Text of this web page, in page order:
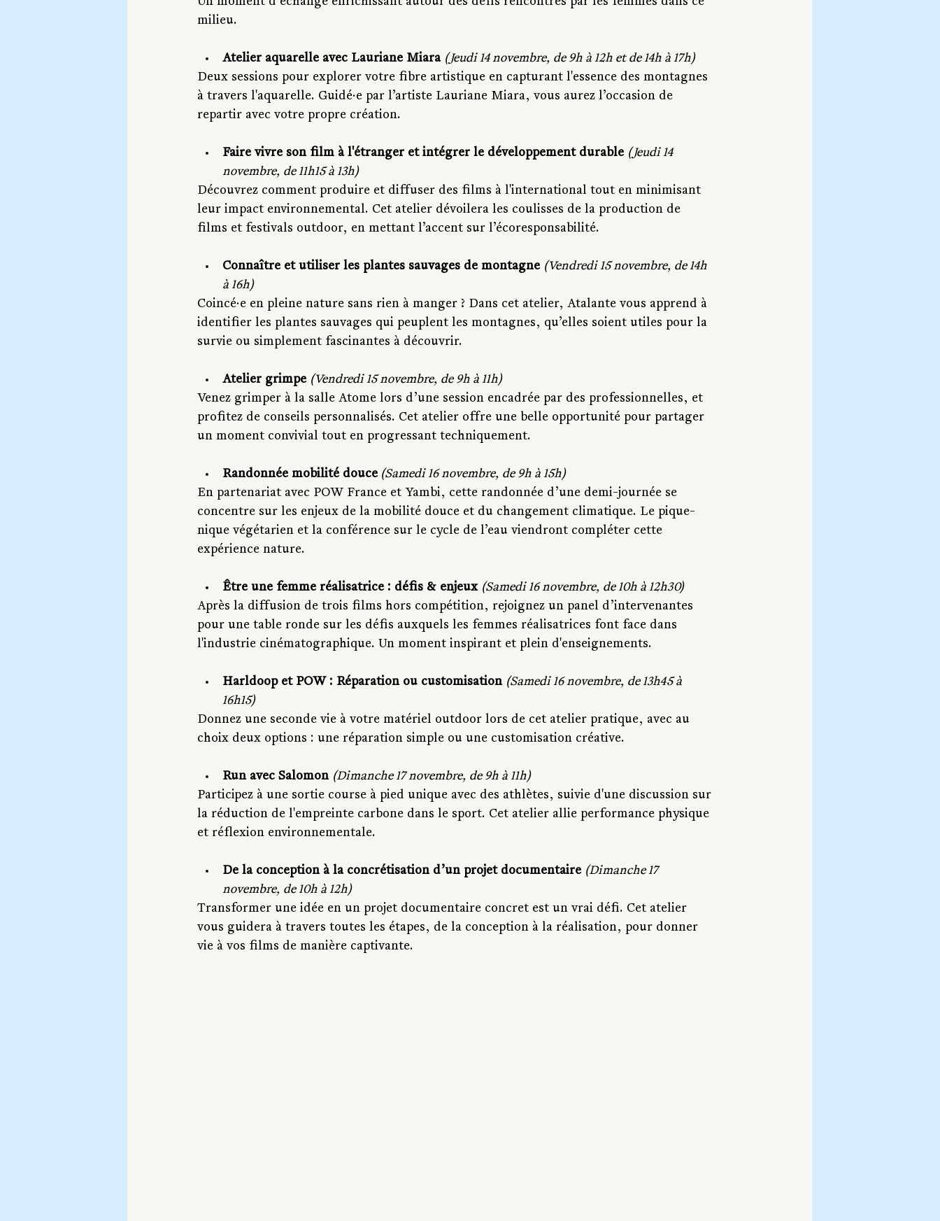
milieu.
Atelier aquarelle avec Lauriane Miara (Jeudi 14 novembre, de 9h à 12h et de 14h à 17h)
Deux sessions pour explorer votre fibre artistique en capturant l'essence des montagnes
à travers l'aquarelle. Guidé·e par l’artiste Lauriane Miara, vous aurez l’occasion de
repartir avec votre propre création.
Faire vivre son film à l'étranger et intégrer le développement durable (Jeudi 14
novembre, de 11h15 à 13h)
Découvrez comment produire et diffuser des films à l'international tout en minimisant
leur impact environnemental. Cet atelier dévoilera les coulisses de la production de
films et festivals outdoor, en mettant l’accent sur l’écoresponsabilité.
Connaître et utiliser les plantes sauvages de montagne (Vendredi 15 novembre, de 14h
à 16h)
Coincé·e en pleine nature sans rien à manger ? Dans cet atelier, Atalante vous apprend à
identifier les plantes sauvages qui peuplent les montagnes, qu’elles soient utiles pour la
survie ou simplement fascinantes à découvrir.
Atelier grimpe (Vendredi 15 novembre, de 9h à 11h)
Venez grimper à la salle Atome lors d’une session encadrée par des professionnelles, et
profitez de conseils personnalisés. Cet atelier offre une belle opportunité pour partager
un moment convivial tout en progressant techniquement.
Randonnée mobilité douce (Samedi 16 novembre, de 9h à 15h)
En partenariat avec POW France et Yambi, cette randonnée d’une demi-journée se
concentre sur les enjeux de la mobilité douce et du changement climatique. Le pique-
nique végétarien et la conférence sur le cycle de l’eau viendront compléter cette
expérience nature.
Être une femme réalisatrice : défis & enjeux (Samedi 16 novembre, de 10h à 12h30)
Après la diffusion de trois films hors compétition, rejoignez un panel d’intervenantes
pour une table ronde sur les défis auxquels les femmes réalisatrices font face dans
l'industrie cinématographique. Un moment inspirant et plein d'enseignements.
Harldoop et POW : Réparation ou customisation (Samedi 16 novembre, de 13h45 à
16h15)
Donnez une seconde vie à votre matériel outdoor lors de cet atelier pratique, avec au
choix deux options : une réparation simple ou une customisation créative.
Run avec Salomon (Dimanche 17 novembre, de 9h à 11h)
Participez à une sortie course à pied unique avec des athlètes, suivie d'une discussion sur
la réduction de l'empreinte carbone dans le sport. Cet atelier allie performance physique
et réflexion environnementale.
De la conception à la concrétisation d’un projet documentaire (Dimanche 17
novembre, de 10h à 12h)
Transformer une idée en un projet documentaire concret est un vrai défi. Cet atelier
vous guidera à travers toutes les étapes, de la conception à la réalisation, pour donner
vie à vos films de manière captivante.